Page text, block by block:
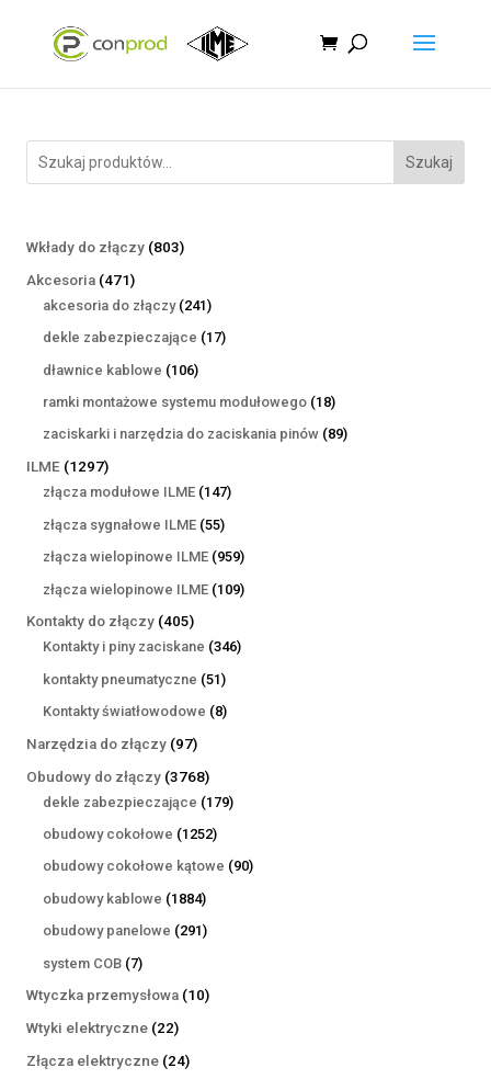
Szukaj
Wkłady do złączy 803803
Akcesoria 471471
produktów
akcesoria do złączy 241241
produktów
dekle zabezpieczające 1717
dławnice kablowe 106106
produktów
ramki montażowe systemu modułowego 1818
produktów
zaciskarki i narzędzia do zaciskania pinów 8989
ILME 12971297
produktów
złącza modułowe ILME 147147
złącza sygnałowe ILME 5555
produktów
złącza wielopinowe ILME 959959
produktów
złącza wielopinowe ILME 109109
Kontakty do złączy 405405
produktów
Kontakty i piny zaciskane 346346
kontakty pneumatyczne 5151
produktów
Kontakty światłowodowe 88
Narzędzia do złączy 9797
produktów
Obudowy do złączy 37683768
produktów
dekle zabezpieczające 179179
obudowy cokołowe 12521252
produkty
obudowy cokołowe kątowe 9090
obudowy kablowe 18841884
produkty
obudowy panelowe 291291
system COB 77
produktów
Wtyczka przemysłowa 1010
Wtyki elektryczne 2222
produkty
Złącza elektryczne 2424